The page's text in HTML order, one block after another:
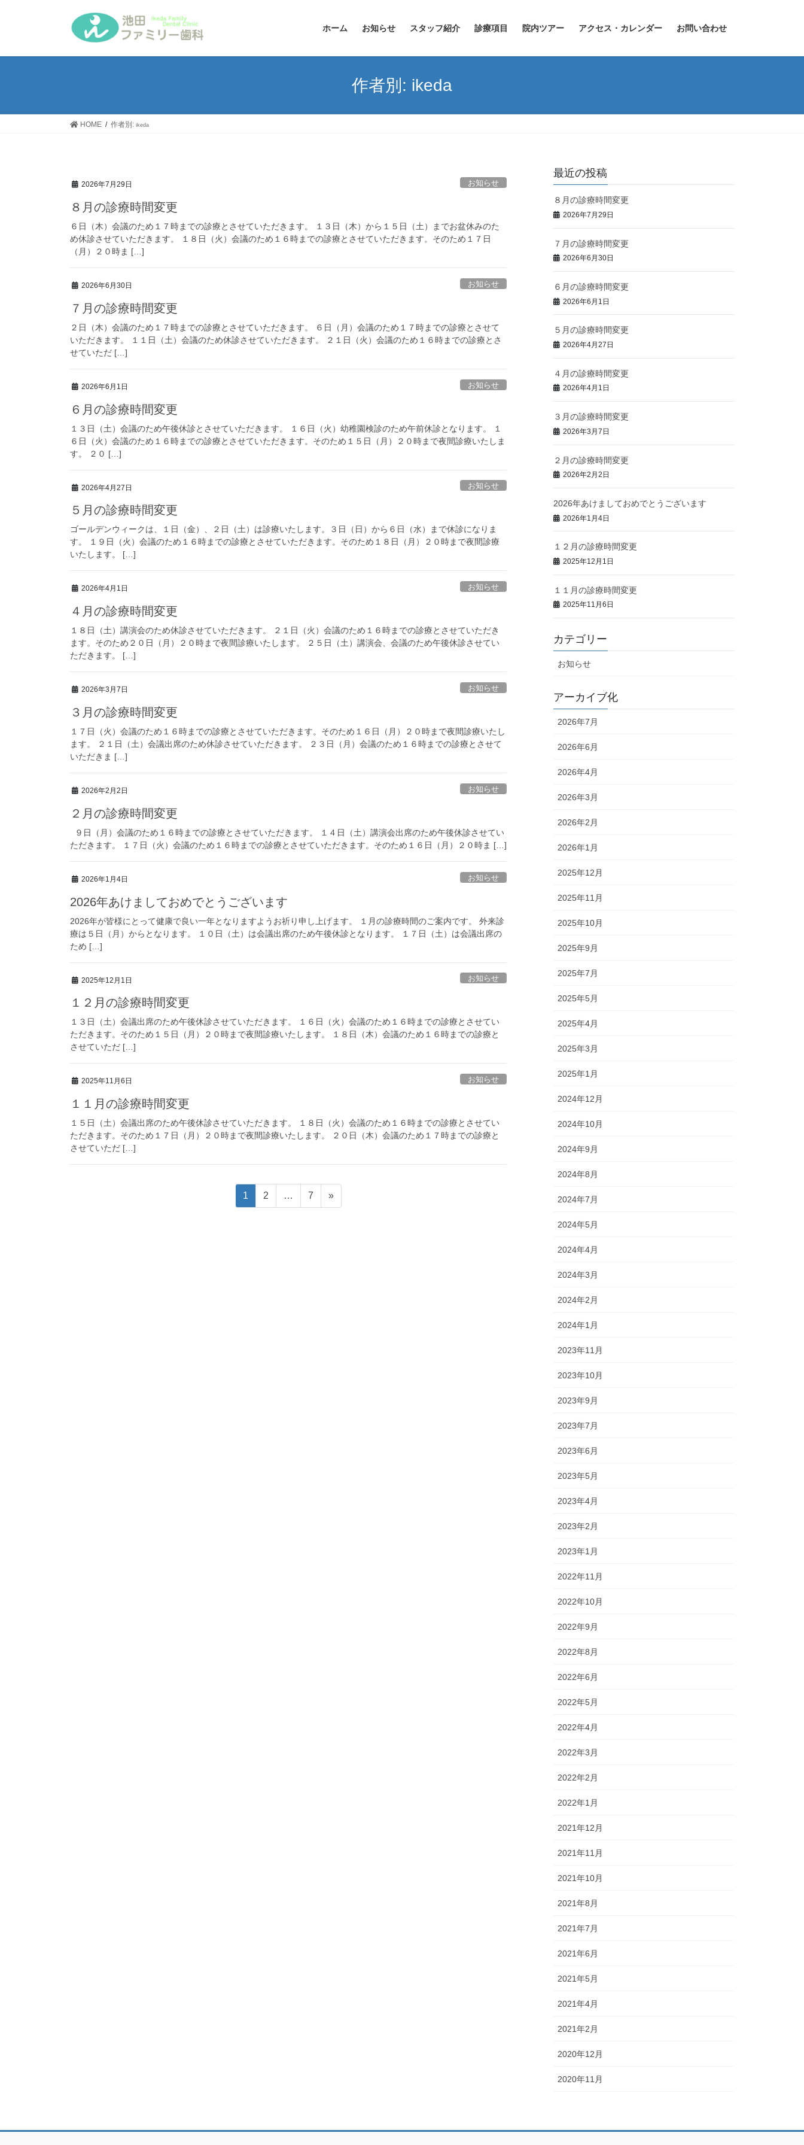
ホーム お知らせ スタッフ紹介 診療項目 院内ツアー アクセス・カレンダー お問い合わせ
作者別: ikeda
HOME 作者別: ikeda
2026年7月29日 お知らせ
８月の診療時間変更
６日（木）会議のため１７時までの診療とさせていただきます。 １３日（木）から１５日（土）までお盆休みのた
め休診させていただきます。 １８日（火）会議のため１６時までの診療とさせていただきます。そのため１７日
（月）２０時ま […]
2026年6月30日 お知らせ
７月の診療時間変更
２日（木）会議のため１７時までの診療とさせていただきます。 ６日（月）会議のため１７時までの診療とさせて
いただきます。 １１日（土）会議のため休診させていただきます。 ２１日（火）会議のため１６時までの診療とさ
せていただ […]
2026年6月1日 お知らせ
６月の診療時間変更
１３日（土）会議のため午後休診とさせていただきます。 １６日（火）幼稚園検診のため午前休診となります。 １
６日（火）会議のため１６時までの診療とさせていただきます。そのため１５日（月）２０時まで夜間診療いたしま
す。 ２０ […]
2026年4月27日 お知らせ
５月の診療時間変更
ゴールデンウィークは、１日（金）、２日（土）は診療いたします。３日（日）から６日（水）まで休診になりま
す。 １９日（火）会議のため１６時までの診療とさせていただきます。そのため１８日（月）２０時まで夜間診療
いたします。 […]
2026年4月1日 お知らせ
４月の診療時間変更
１８日（土）講演会のため休診させていただきます。 ２１日（火）会議のため１６時までの診療とさせていただき
ます。そのため２０日（月）２０時まで夜間診療いたします。 ２５日（土）講演会、会議のため午後休診させてい
ただきます。 […]
2026年3月7日 お知らせ
３月の診療時間変更
１７日（火）会議のため１６時までの診療とさせていただきます。そのため１６日（月）２０時まで夜間診療いたし
ます。 ２１日（土）会議出席のため休診させていただきます。 ２３日（月）会議のため１６時までの診療とさせて
いただきま […]
2026年2月2日 お知らせ
２月の診療時間変更
９日（月）会議のため１６時までの診療とさせていただきます。 １４日（土）講演会出席のため午後休診させてい
ただきます。 １７日（火）会議のため１６時までの診療とさせていただきます。そのため１６日（月）２０時ま […]
2026年1月4日 お知らせ
2026年あけましておめでとうございます
2026年が皆様にとって健康で良い一年となりますようお祈り申し上げます。 １月の診療時間のご案内です。 外来診
療は５日（月）からとなります。 １０日（土）は会議出席のため午後休診となります。 １７日（土）は会議出席の
ため […]
2025年12月1日 お知らせ
１２月の診療時間変更
１３日（土）会議出席のため午後休診させていただきます。 １６日（火）会議のため１６時までの診療とさせてい
ただきます。そのため１５日（月）２０時まで夜間診療いたします。 １８日（木）会議のため１６時までの診療と
させていただ […]
2025年11月6日 お知らせ
１１月の診療時間変更
１５日（土）会議出席のため午後休診させていただきます。 １８日（火）会議のため１６時までの診療とさせてい
ただきます。そのため１７日（月）２０時まで夜間診療いたします。 ２０日（木）会議のため１７時までの診療と
させていただ […]
固
定
1
固
定
2 …
固
定
7 »
最近の投稿
８月の診療時間変更
2026年7月29日
７月の診療時間変更
2026年6月30日
６月の診療時間変更
2026年6月1日
５月の診療時間変更
2026年4月27日
４月の診療時間変更
2026年4月1日
３月の診療時間変更
2026年3月7日
２月の診療時間変更
2026年2月2日
2026年あけましておめでとうございます
2026年1月4日
１２月の診療時間変更
2025年12月1日
１１月の診療時間変更
2025年11月6日
カテゴリー
お知らせ
アーカイブ化
2026年7月
2026年6月
2026年4月
2026年3月
2026年2月
2026年1月
2025年12月
2025年11月
2025年10月
2025年9月
2025年7月
2025年5月
2025年4月
2025年3月
2025年1月
2024年12月
2024年10月
2024年9月
2024年8月
2024年7月
2024年5月
2024年4月
2024年3月
2024年2月
2024年1月
2023年11月
2023年10月
2023年9月
2023年7月
2023年6月
2023年5月
2023年4月
2023年2月
2023年1月
2022年11月
2022年10月
2022年9月
2022年8月
2022年6月
2022年5月
2022年4月
2022年3月
2022年2月
2022年1月
2021年12月
2021年11月
2021年10月
2021年8月
2021年7月
2021年6月
2021年5月
2021年4月
2021年2月
2020年12月
2020年11月